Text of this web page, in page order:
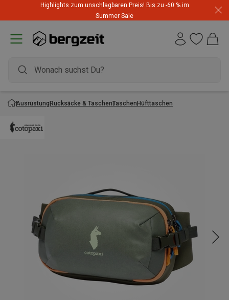
Highlights zum unschlagbaren Preis! Bis zu -60 % im
Summer Sale
AusrüstungRucksäcke & TaschenTaschenHüfttaschen